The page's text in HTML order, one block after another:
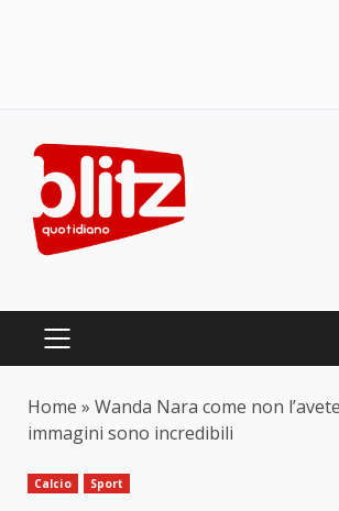
content
PRIMARY
Home » Wanda Nara come non
immagini sono incredibili
Calcio Sport